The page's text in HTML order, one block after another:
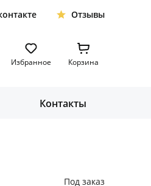
Отзывы
Избранное Корзина
Контакты
Под заказ